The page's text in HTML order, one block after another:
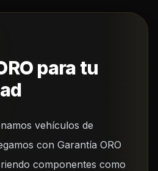
para tu
vehículos de
con Garantía ORO
componentes como